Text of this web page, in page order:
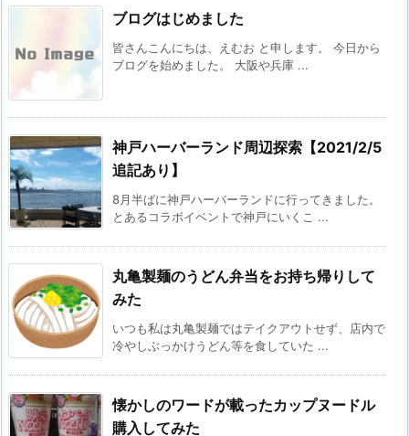
ブログはじめました
皆さんこんにちは、えむお と申します。 今日から
ブログを始めました。 大阪や兵庫 ...
神戸ハーバーランド周辺探索【2021/2/5
追記あり】
8月半ばに神戸ハーバーランドに行ってきました。
とあるコラボイベントで神戸にいくこ ...
丸亀製麺のうどん弁当をお持ち帰りして
みた
いつも私は丸亀製麺ではテイクアウトせず、店内で
冷やしぶっかけうどん等を食していた ...
懐かしのワードが載ったカップヌードル
購入してみた